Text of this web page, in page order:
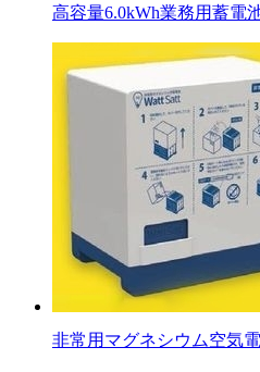
高容量6.0kWh業務用蓄電
非常用マグネシウム空気